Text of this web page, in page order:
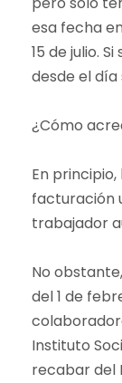
esa fecha
15 de julio.
desde el día
¿Cómo
En
facturación
trabajador
No
del 1 de
Instituto
recabar del